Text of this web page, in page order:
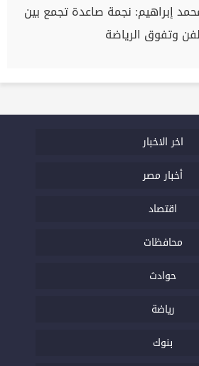
إبراهيم: نجمة صاعدة تجمع بين
وتفوق الرياضة
اخر الاخبار
أخبار مصر
اقتصاد
محافظات
حوادث
رياضة
بنوك